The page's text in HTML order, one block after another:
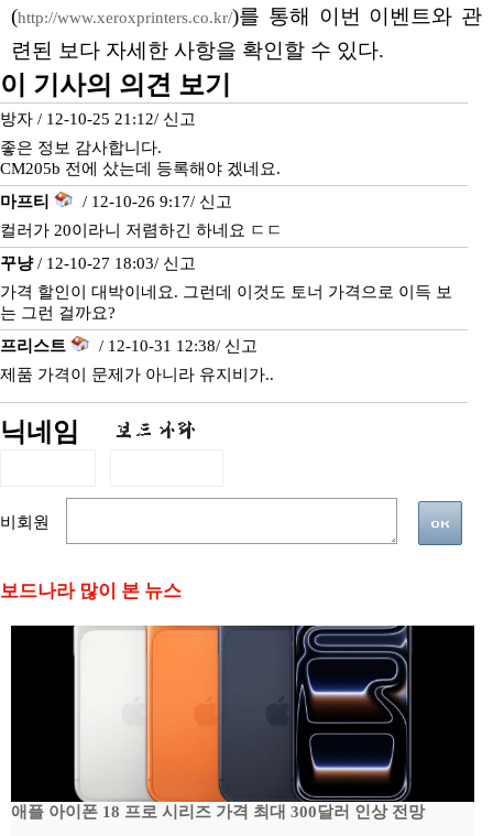
(http://www.xeroxprinters.co.kr/)를 통해 이번 이벤트와 관
련된 보다 자세한 사항을 확인할 수 있다.
이 기사의 의견 보기
방자 / 12-10-25 21:12/ 신고
좋은 정보 감사합니다.
CM205b 전에 샀는데 등록해야 겠네요.
마프티
/ 12-10-26 9:17/ 신고
컬러가 20이라니 저렴하긴 하네요 ㄷㄷ
꾸냥/ 12-10-27 18:03/ 신고
가격 할인이 대박이네요. 그런데 이것도 토너 가격으로 이득 보
는 그런 걸까요?
프리스트
/ 12-10-31 12:38/ 신고
제품 가격이 문제가 아니라 유지비가..
닉네임
비회원
보드나라 많이 본 뉴스
애플 아이폰 18 프로 시리즈 가격 최대 300달러 인상 전망